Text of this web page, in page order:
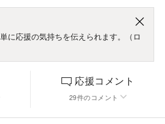
に応援の気持ちを伝えられます。（ロ
応援コメント
29件のコメント